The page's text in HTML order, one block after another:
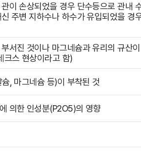
이 손상되었을 경우 단수등으로 관내
주변 지하수나 하수가 유입되었을 경
서진 것이나 마그네슘과 유리의 규산
크스 현상이라고 함)
, 마그네슘 등)이 부착된 것
의한 인성분(P2O5)의 영향